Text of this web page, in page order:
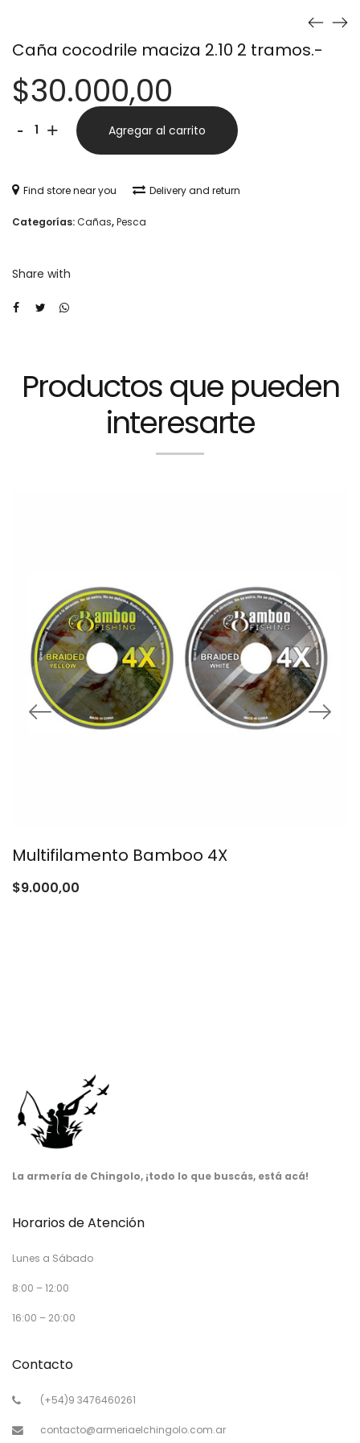
Caña cocodrile maciza 2.10 2 tramos.-
$30.000,00
-Caña
cocodrile
2.10
2
cantidad
+ Agregar al carrito
Find store near you Delivery and return
Categorías:Cañas,Pesca
Share with
Productos que pueden
interesarte
Multifilamento Bamboo 4X
$9.000,00
La armería de Chingolo, ¡todo lo que buscás, está acá!
Horarios de Atención
Lunes a Sábado
8:00 – 12:00
16:00 – 20:00
Contacto
(+54)9 3476460261
contacto@armeriaelchingolo.com.ar